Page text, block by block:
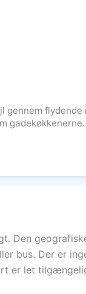
gennem flydende
gadekøkkenerne.
Den
bus. Der er
er let